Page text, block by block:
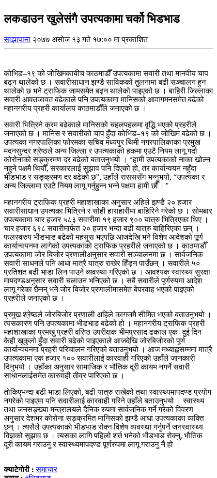
लकडाउन खुलेसंगै उपत्यकामा चर्को भिडभाड
साझापाना २०७७ असोज १३ गते १७:०० मा प्रकाशित
कोभिड–१९ को जोखिमकाबीच काठमाडौँ उपत्यकामा सवारी तथा मानवीय चाप
बढ्न थालेको छ । सवारीसाधान झण्डै साविकको तुलनामा बढी सञ्चालन हुन
थालेको छ भने ट्राफिक जामसमेत बढ्न थालेको पाइएको छ । बाहिरी जिल्लाका
सवारी आवतजावत बढेकाले पनि उपत्यकामा मानिसको आवागमनसमेत बढेको
महानगरीय प्रहरी कार्यालय काठमाडौँले जनाएको छ ।
सवारी भित्रिने क्रम बढेकाले मानिसको चहलपहलमा वृद्धि भएको प्रहरीले
जनाएको छ । मानिस र सवारीको चाप हुँदा कोभिड–१९ को जोखिम बढेको छ ।
उपत्यका नगरपालिका फोरमका सचिव मध्यपुर थिमी नगरपालिकाका प्रमुख
मदनसुन्दर श्रेष्ठले अन्य जिल्ला र उपत्यकाको हकमा एउटै नियम लागू गर्दा
कोरोनाको सङ्क्रमण दर बढेको बताउनुभयो । “हामी उपत्यकाको नाका खोल्न
नहुने पक्षमै थियौँ, सरकारलाई सुझाव पनि दिएको हो, तर कार्यान्वयन नहुँदा
भीडभाड र सङ्क्रमण दर बढेको छ”, उहाँले रासससँग भन्नुभयो, “उपत्यका र
अन्य जिल्लामा एउटै नियम लागू गर्नुहुन्न भन्ने पक्षमा हामी छौँ ।”
महानगरीय ट्राफिक प्रहरी महाशाखाका अनुसार अहिले झण्डै २० हजार
सवारीसाधान उपत्यका भित्रिने र सोही हाराहारीमा बाहिरिने गरेको छ । सोमबार
उपत्यकामा चार हजार ५८३ सवारीमा १९ हजार ९०० यात्रु भित्रिएका थिए ।
चार हजार ६९८ सवारीमार्फत २० हजार भन्दा बढी यात्रु बाहिरिएका छन् ।
फलस्वरुप भीडभाड बढेको महसुस भएपछि आजदेखि भने विशेष आदेशको पूर्ण
कार्यान्वयनमा लागेको उपत्यकाको ट्राफिक प्रहरीले जनाएको छ । काठमाडौँ
उपत्यकामा जोर बिजोर प्रणालीअनुसार सवारी सञ्चालनमा छ । सार्वजनिक
सवारी साधनले पनि आधा मात्रै यात्रु राखेर हिँड्न पाउँछन् । सवारीले ५०
प्रतिशत बढी भाडा लिन पाउने व्यवस्था गरिएको छ । आवश्यक स्वास्थ्य सुरक्षा
मापदण्डअनुसार सवारी चलाउन भनिएको छ । सबै सवारीले पूर्णरुपमा आदेश
लागू गरेका छैनन् भने जोर बिजोर प्रणालीमासमेत बेपरवाह भएको पाइएको
प्रहरीले जनाएको छ ।
प्रमुख श्रेष्ठले जोरबिजोर प्रणाली अहिले कागजमै सीमित भएको बताउनुभयो ।
त्यसकारण पनि उपत्यकामा भीडभाड बढेको हो । महानगरीय ट्राफिक प्रहरी
महाशाखाका प्रमखु प्रहरी वरिष्ठ उपरीक्षक भीमप्रसाद ढकाल एक÷दुई दिन
केही खुकुलो हुँदा सवारी बढेको पाइएकाले आजदेखि जोरबिजोरको पूर्ण
कार्यान्वयनमा प्रहरी परिचालन गरिएको बताउनुभयो । आज मध्याह्नसम्ममा मात्रै
उपत्यकामा एक हजार १०० सवारीलाई कारवाही गरिएको उहाँले जानकारी
दिनुभयो । उहाँका अनुसार सामाजिक र भौतिक दूरी कायम नगर्ने सवारी
साधानलाईसमेत कारवाही तीव्र पारिएको छ ।
तोकिएभन्दा बढी भाडा लिएको, बढी यात्रु राखेको तथा स्वास्थ्यमापदण्ड प्रयोग
नगरेको पाइएमा पनि सवारीलाई कारवाही गरिने उहाँले बताउनुभयो । स्वास्थ्य
तथा जनसङ्ख्या मन्त्रालयले दैनिक रुपमा सार्वजनिक गर्ने गरेको विवरण
अनुसार देशभर कोरोना सङ्क्रमित मानिसको झण्डै आधा उपत्यकाका व्यक्ति
छन् । त्यसैले उपत्यकाको भीडभाड रोक्न विशेष व्यवस्था गर्नुपर्ने जनस्वास्थ्य
विज्ञको सुझाव छ । त्यसका लागि पहिलो शर्त भनेको भीडभाड रोक्नु, भौतिक
दूरी कायम गराउनु र स्वास्थ्यमापदण्ड पूर्णरुपमा लागू गराउनु नै हो ।
क्याटेगोरी :समाचार